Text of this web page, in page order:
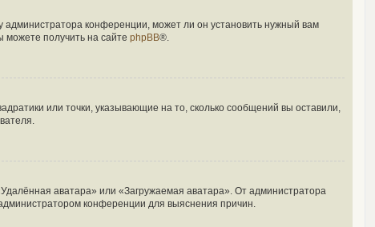
конференции, может ли он установить нужный вам
можете получить на сайте phpBB®.
или точки, указывающие на то, сколько сообщений вы оставили,
аватара» или «Загружаемая аватара». От администратора
конференции для выяснения причин.